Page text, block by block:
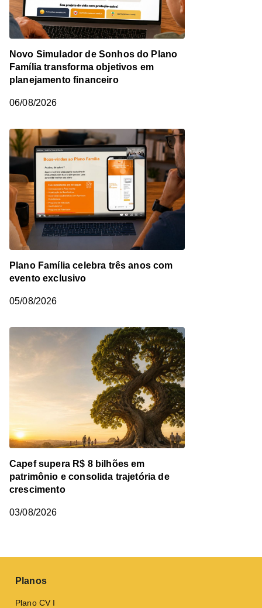
Novo Simulador de Sonhos do Plano
Família transforma objetivos em
planejamento financeiro
06/08/2026
Plano Família celebra três anos com
evento exclusivo
05/08/2026
Capef supera R$ 8 bilhões em
patrimônio e consolida trajetória de
crescimento
03/08/2026
Planos
Plano CV I